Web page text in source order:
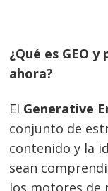
¿Qué es GEO
ahora?
El Generative
conjunto de
contenido y la
sean
los motores de